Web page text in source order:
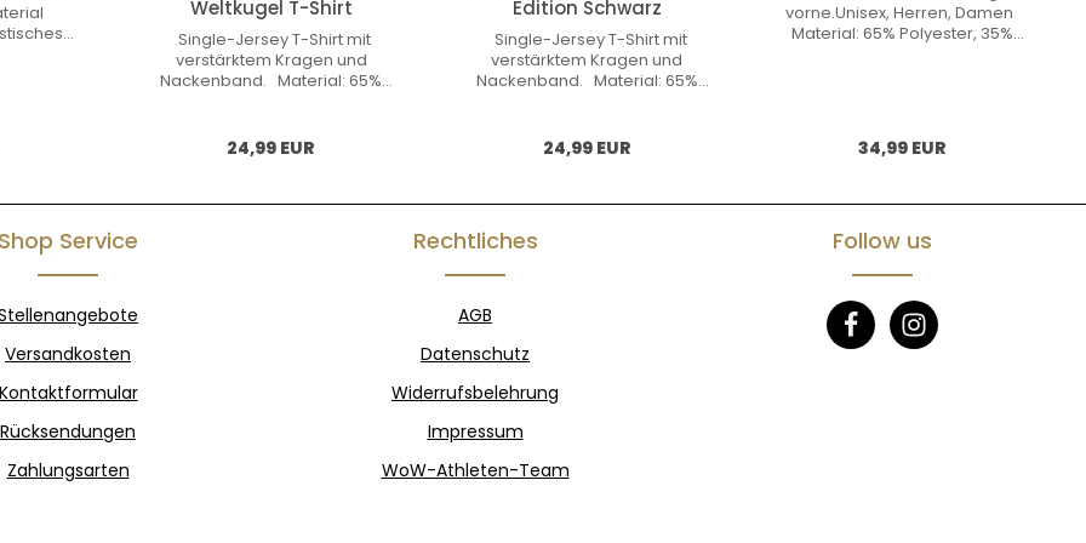
ein
Weltkugel T-Shirt
Single-Jersey T-Shirt mit
verstärktem Kragen und
Nackenband. Material: 65%
Normál ár:
24,99 EUR
Edition Schwarz
Single-Jersey T-Shirt mit
verstärktem Kragen und
Nackenband. Material: 65%
Normál ár:
24,99 EUR
vorne.Unisex, Herren, Damen
Material: 65% Polyester, 35%
Normál ár:
34,99 EUR
Shop Service
Versandkosten
Kontaktformular
Rücksendungen
Zahlungsarten
Rechtliches
AGB
Datenschutz
Widerrufsbelehrung
Impressum
WoW-Athleten-Team
Follow us